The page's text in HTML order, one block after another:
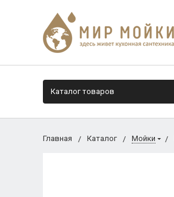
Каталог товаров
Главная Каталог Мойки